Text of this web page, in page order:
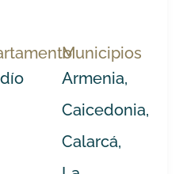
Municipios
Armenia,
Caicedonia,
Calarcá,